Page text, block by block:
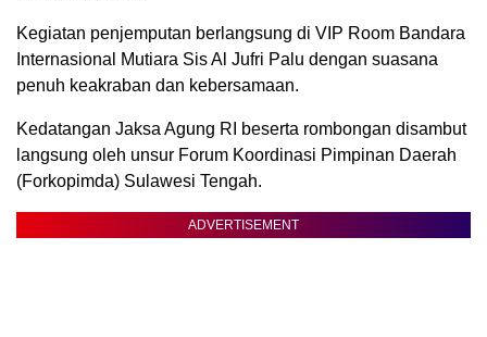
Kegiatan penjemputan berlangsung di VIP Room Bandara
Internasional Mutiara Sis Al Jufri Palu dengan suasana
penuh keakraban dan kebersamaan.
Kedatangan Jaksa Agung RI beserta rombongan disambut
langsung oleh unsur Forum Koordinasi Pimpinan Daerah
(Forkopimda) Sulawesi Tengah.
ADVERTISEMENT